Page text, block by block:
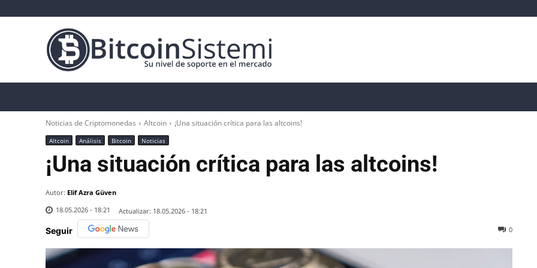
Noticias de Criptomonedas Altcoin ¡Una situación crítica para las altcoins!
Altcoin Análisis Bitcoin Noticias
¡Una situación crítica para las altcoins!
Autor: Elif Azra Güven
18.05.2026 - 18:21
Actualizar: 18.05.2026 - 18:21
Seguir 0